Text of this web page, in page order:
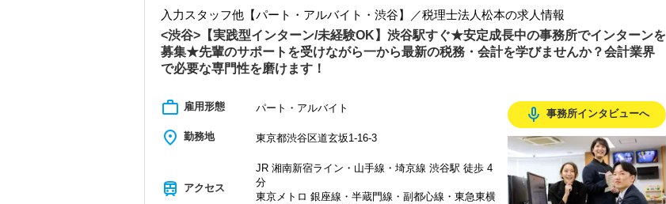
入力スタッフ他【パート・アルバイト・渋谷】／税理士法人松本の求人情報
<渋谷>【実践型インターン/未経験OK】渋谷駅すぐ★安定成長中の事務所でインターンを
募集★先輩のサポートを受けながら一から最新の税務・会計を学びませんか？会計業界
で必要な専門性を磨けます！
work_outline 雇用形態 パート・アルバイト
place 勤務地 東京都渋谷区道玄坂1-16-3
train アクセス
JR 湘南新宿ライン・山手線・埼京線 渋谷駅 徒歩 4
分
東京メトロ 銀座線・半蔵門線・副都心線・東急東横
mic_none 事務所インタビューへ